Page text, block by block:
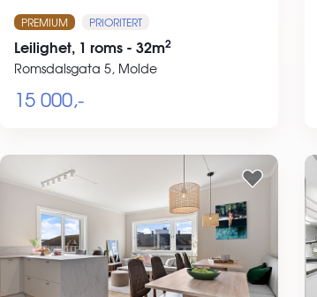
PREMIUM PRIORITERT
Leilighet, 1 roms - 32m2
Romsdalsgata 5, Molde
15 000,-